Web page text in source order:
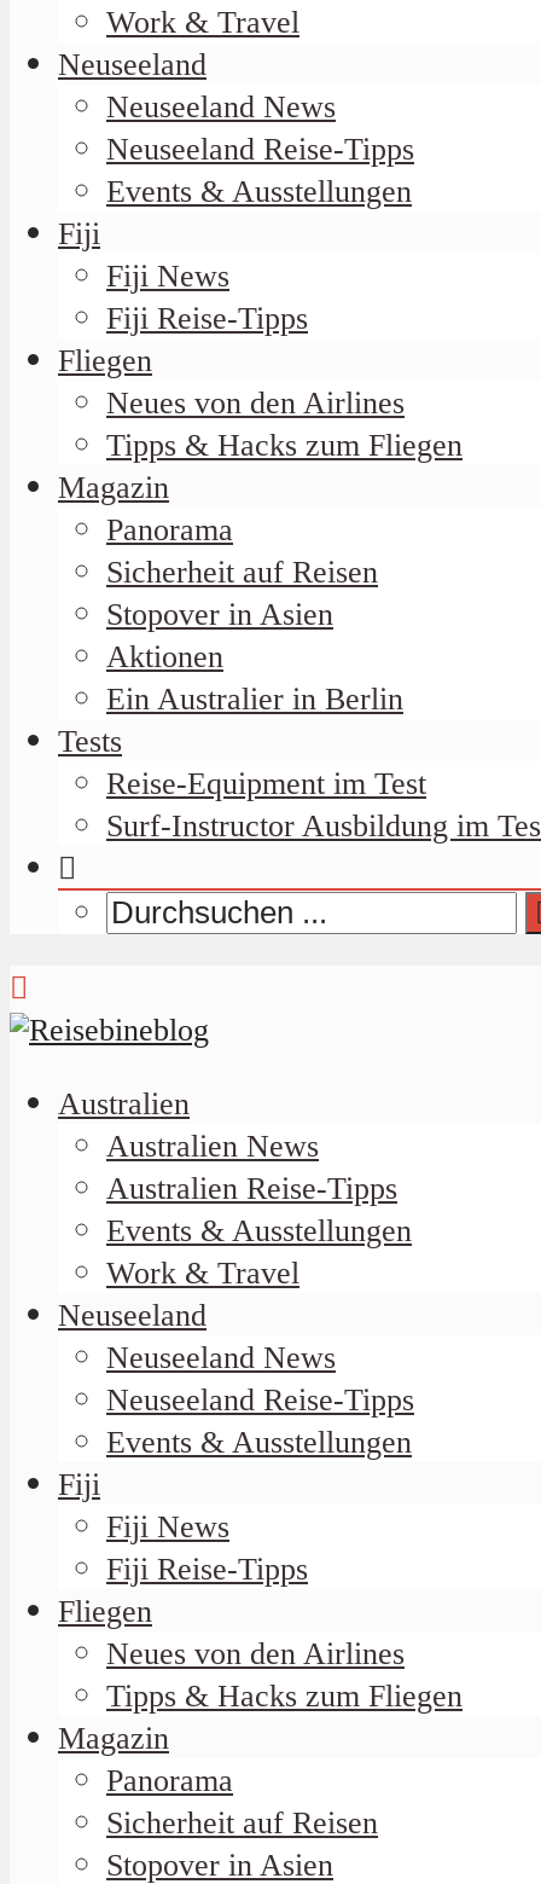
Work & Travel
Neuseeland
Neuseeland News
Neuseeland Reise-Tipps
Events & Ausstellungen
Fiji
Fiji News
Fiji Reise-Tipps
Fliegen
Neues von den Airlines
Tipps & Hacks zum Fliegen
Magazin
Panorama
Sicherheit auf Reisen
Stopover in Asien
Aktionen
Ein Australier in Berlin
Tests
Reise-Equipment im Test
Surf-Instructor Ausbildung im
Australien
Australien News
Australien Reise-Tipps
Events & Ausstellungen
Work & Travel
Neuseeland
Neuseeland News
Neuseeland Reise-Tipps
Events & Ausstellungen
Fiji
Fiji News
Fiji Reise-Tipps
Fliegen
Neues von den Airlines
Tipps & Hacks zum Fliegen
Magazin
Panorama
Sicherheit auf Reisen
Stopover in Asien